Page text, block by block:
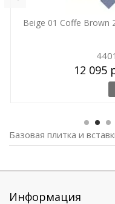
Beige 01 Coffe Brown
12 095
Базовая плитка и
Информация